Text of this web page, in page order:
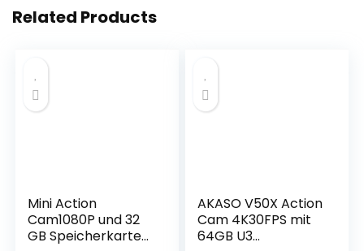
Related Products
Mini Action
Cam1080P und 32
GB Speicherkarte
AKASO V50X Action
Cam 4K30FPS mit
64GB U3